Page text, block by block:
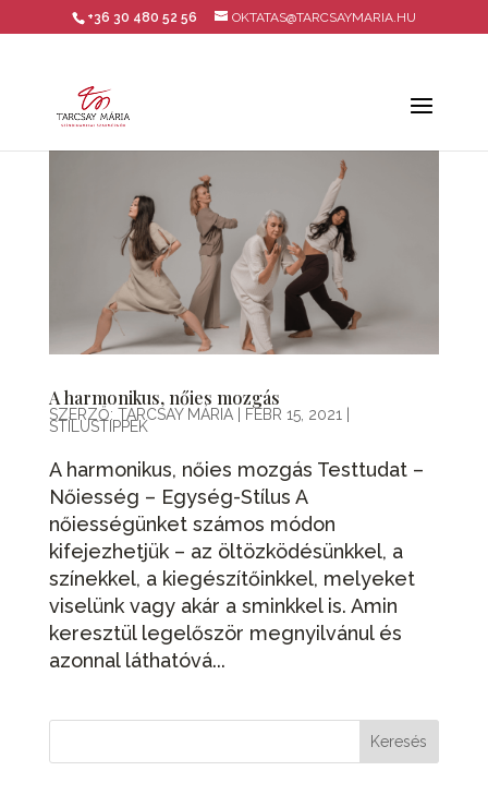
+36 30 480 52 56 OKTATAS@TARCSAYMARIA.HU
A harmonikus, nőies mozgás
SZERZŐ: TARCSAY MÁRIA| FEBR 15, 2021|
STÍLUSTIPPEK
A harmonikus, nőies mozgás Testtudat –
Nőiesség – Egység-Stílus A
nőiességünket számos módon
kifejezhetjük – az öltözködésünkkel, a
színekkel, a kiegészítőinkkel, melyeket
viselünk vagy akár a sminkkel is. Amin
keresztül legelőször megnyilvánul és
azonnal láthatóvá...